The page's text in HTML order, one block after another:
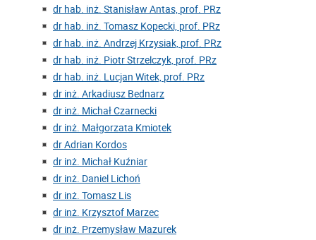
dr hab. inż. Stanisław Antas, prof. PRz
dr hab. inż. Tomasz Kopecki, prof. PRz
dr hab. inż. Andrzej Krzysiak, prof. PRz
dr hab. inż. Piotr Strzelczyk, prof. PRz
dr hab. inż. Lucjan Witek, prof. PRz
dr inż. Arkadiusz Bednarz
dr inż. Michał Czarnecki
dr inż. Małgorzata Kmiotek
dr Adrian Kordos
dr inż. Michał Kuźniar
dr inż. Daniel Lichoń
dr inż. Tomasz Lis
dr inż. Krzysztof Marzec
dr inż. Przemysław Mazurek